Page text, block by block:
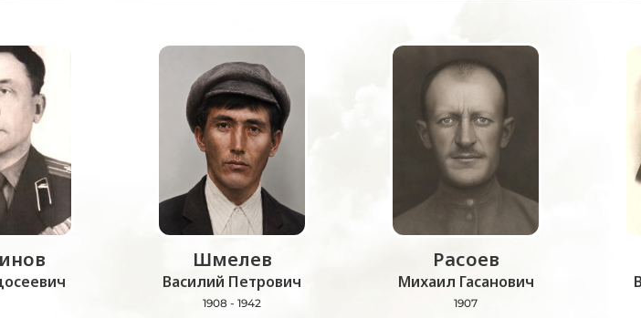
Шмелев
Василий Петрович
1908 - 1942
Расоев
Михаил Гасанович
1907